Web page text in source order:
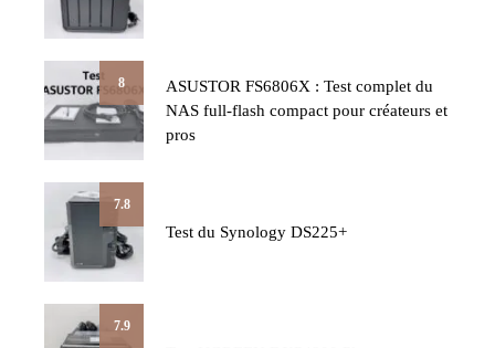
8
ASUSTOR FS6806X : Test complet du
NAS full-flash compact pour créateurs et
pros
7.8
Test du Synology DS225+
7.9